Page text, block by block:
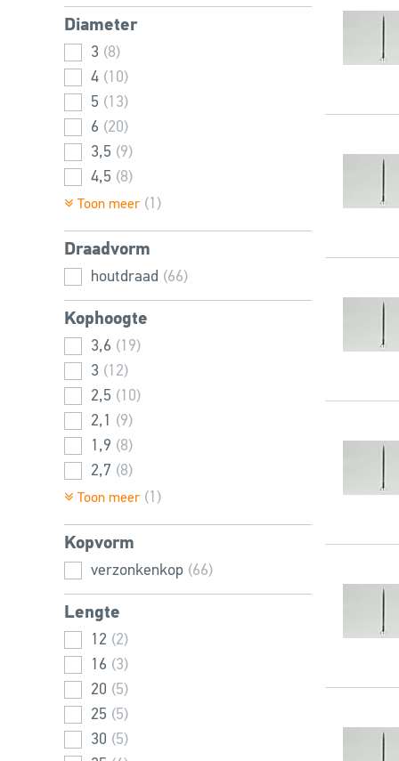
Diameter
3 (8)
4 (10)
5 (13)
6 (20)
3,5 (9)
4,5 (8)
Toon meer (1)
Draadvorm
houtdraad (66)
Kophoogte
3,6 (19)
3 (12)
2,5 (10)
2,1
(9)
1,9 (8)
2,7 (8)
Toon meer (1)
Kopvorm
verzonkenkop (66)
Lengte
12 (2)
16 (3)
20 (5)
25 (5)
30 (5)